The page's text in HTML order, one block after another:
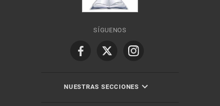
SÍGUENOS
NUESTRAS SECCIONES